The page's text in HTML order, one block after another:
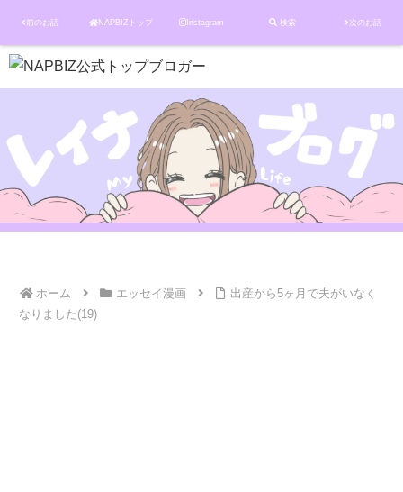
前のお話 NAPBIZトップ Instagram 検索 次のお話
ホーム エッセイ漫画
出産から5ヶ月で夫がいなく
なりました(19)